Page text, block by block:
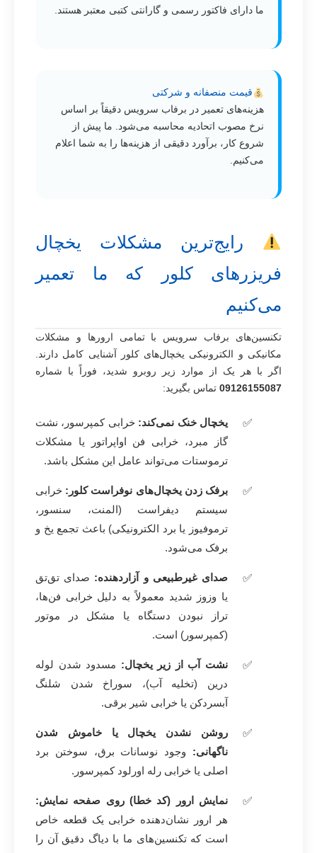
ما دارای فاکتور رسمی و گارانتی کتبی معتبر هستند.
قیمت منصفانه و شرکتی
هزینه‌های تعمیر در برفاب سرویس دقیقاً بر اساس
نرخ مصوب اتحادیه محاسبه می‌شود. ما پیش از
شروع کار، برآورد دقیقی از هزینه‌ها را به شما اعلام
می‌کنیم.
رایج‌ترین مشکلات یخچال
فریزرهای کلور که ما تعمیر
می‌کنیم
تکنسین‌های برفاب سرویس با تمامی ارورها و مشکلات
مکانیکی و الکترونیکی یخچال‌های کلور آشنایی کامل دارند.
اگر با هر یک از موارد زیر روبرو شدید، فوراً با شماره
09126155087 تماس بگیرید:
یخچال خنک نمی‌کند: خرابی کمپرسور، نشت
گاز مبرد، خرابی فن اواپراتور یا مشکلات
ترموستات می‌تواند عامل این مشکل باشد.
برفک زدن یخچال‌های نوفراست کلور: خرابی
سیستم دیفراست (المنت، سنسور،
ترموفیوز یا برد الکترونیکی) باعث تجمع یخ و
برفک می‌شود.
صدای غیرطبیعی و آزاردهنده: صدای تق‌تق
یا وزوز شدید معمولاً به دلیل خرابی فن‌ها،
تراز نبودن دستگاه یا مشکل در موتور
(کمپرسور) است.
نشت آب از زیر یخچال: مسدود شدن لوله
درین (تخلیه آب)، سوراخ شدن شلنگ
آبسردکن یا خرابی شیر برقی.
روشن نشدن یخچال یا خاموش شدن
ناگهانی: وجود نوسانات برق، سوختن برد
اصلی یا خرابی رله اورلود کمپرسور.
نمایش ارور (کد خطا) روی صفحه نمایش:
هر ارور نشان‌دهنده خرابی یک قطعه خاص
است که تکنسین‌های ما با دیاگ دقیق آن را